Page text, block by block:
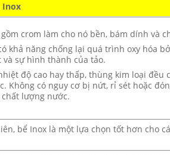
Inox
gồm crom làm cho nó bền, bám dính và
khả năng chống lại quá trình oxy hóa
và sự hình thành của tảo.
độ cao hay thấp, thùng kim loại đều
Không có nguy cơ bị nứt, rỉ sét hoặc
lượng nước.
bể Inox là một lựa chọn tốt hơn cho